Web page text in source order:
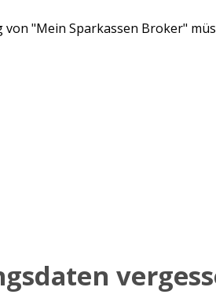
"Mein Sparkassen Broker"